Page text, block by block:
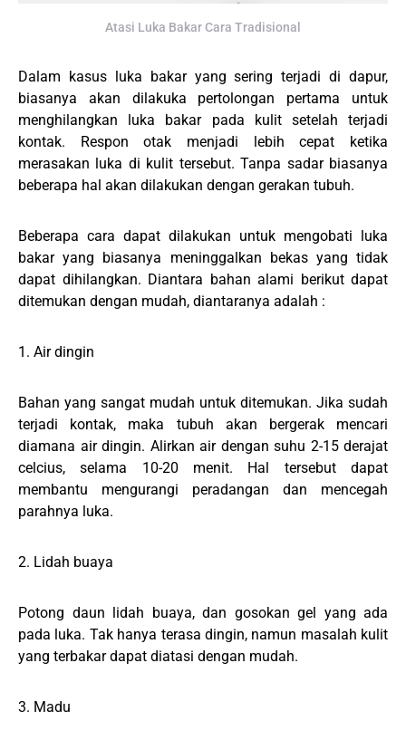
Atasi Luka Bakar Cara Tradisional
Dalam kasus luka bakar yang sering terjadi di dapur,
biasanya akan dilakuka pertolongan pertama untuk
menghilangkan luka bakar pada kulit setelah terjadi
kontak. Respon otak menjadi lebih cepat ketika
merasakan luka di kulit tersebut. Tanpa sadar biasanya
beberapa hal akan dilakukan dengan gerakan tubuh.
Beberapa cara dapat dilakukan untuk mengobati luka
bakar yang biasanya meninggalkan bekas yang tidak
dapat dihilangkan. Diantara bahan alami berikut dapat
ditemukan dengan mudah, diantaranya adalah :
1. Air dingin
Bahan yang sangat mudah untuk ditemukan. Jika sudah
terjadi kontak, maka tubuh akan bergerak mencari
diamana air dingin. Alirkan air dengan suhu 2-15 derajat
celcius, selama 10-20 menit. Hal tersebut dapat
membantu mengurangi peradangan dan mencegah
parahnya luka.
2. Lidah buaya
Potong daun lidah buaya, dan gosokan gel yang ada
pada luka. Tak hanya terasa dingin, namun masalah kulit
yang terbakar dapat diatasi dengan mudah.
3. Madu